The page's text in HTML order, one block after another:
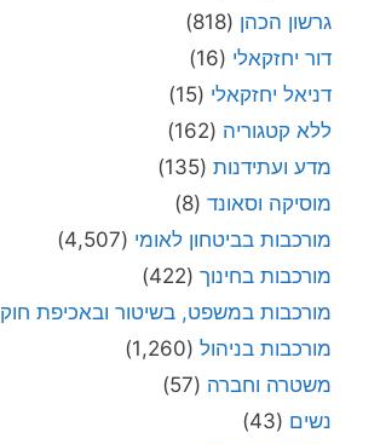
גרשון הכהן (818)
דור יחזקאלי (16)
דניאל יחזקאלי (15)
ללא קטגוריה (162)
מדע ועתידנות (135)
מוסיקה וסאונד (8)
מורכבות בביטחון לאומי (4,507)
מורכבות בחינוך (422)
מורכבות במשפט, בשיטור ובאכיפת חוק
מורכבות בניהול (1,260)
משטרה וחברה (57)
נשים (43)